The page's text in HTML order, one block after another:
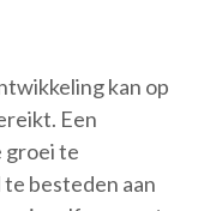
kan op
Een
groei te
besteden aan